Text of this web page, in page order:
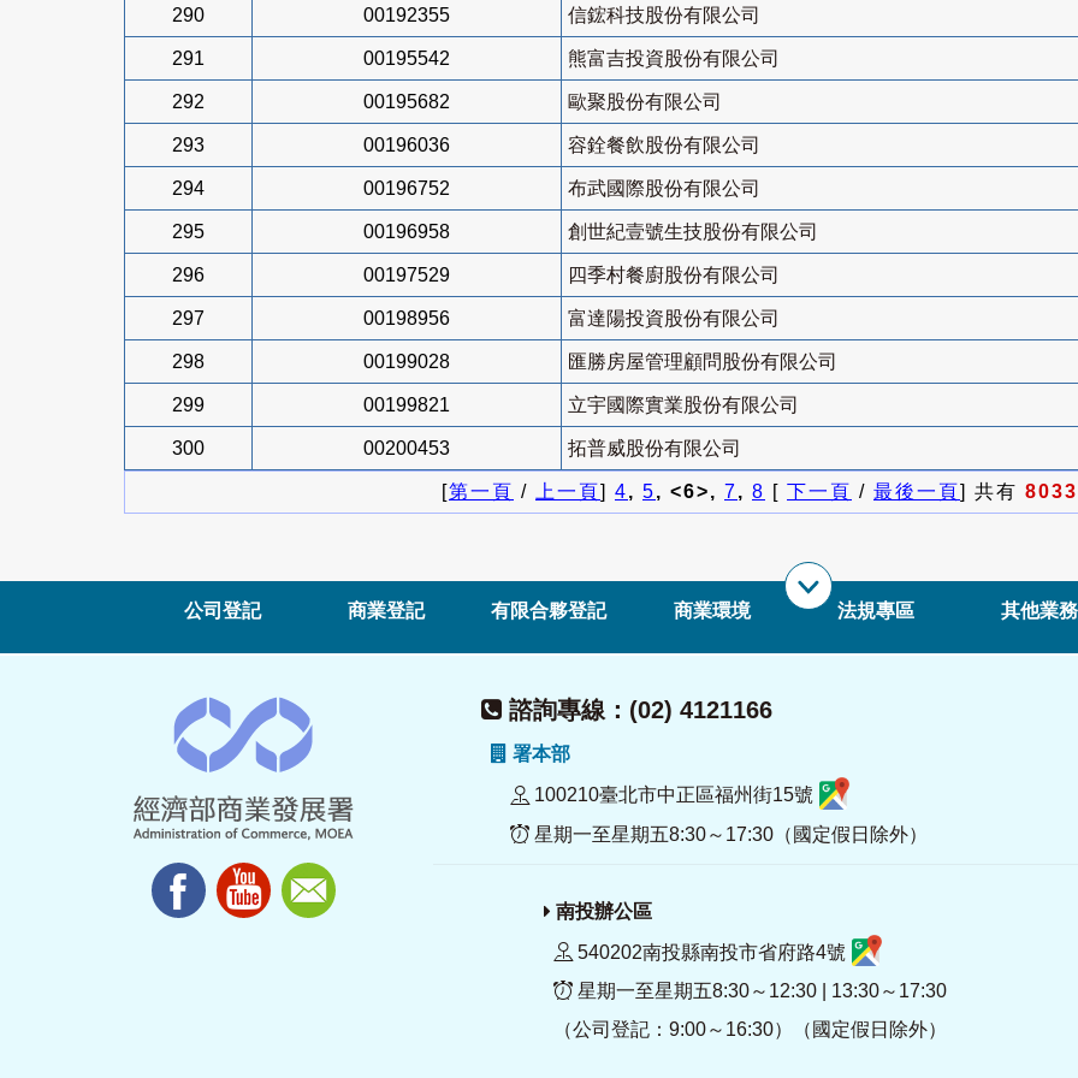
290 00192355 信鋐科技股份有限公司
291 00195542 熊富吉投資股份有限公司
292 00195682 歐聚股份有限公司
293 00196036 容銓餐飲股份有限公司
294 00196752 布武國際股份有限公司
295 00196958 創世紀壹號生技股份有限公司
296 00197529 四季村餐廚股份有限公司
297 00198956 富達陽投資股份有限公司
298 00199028 匯勝房屋管理顧問股份有限公司
299 00199821 立宇國際實業股份有限公司
300 00200453 拓普威股份有限公司
[第一頁 / 上一頁] 4, 5, <6>, 7, 8 [ 下一頁 / 最後一頁] 共有 8033
公司登記 商業登記 有限合夥登記 商業環境 法規專區 其他業務
諮詢專線：(02) 4121166
署本部
100210臺北市中正區福州街15號
星期一至星期五8:30～17:30（國定假日除外）
南投辦公區
540202南投縣南投市省府路4號
星期一至星期五8:30～12:30 | 13:30～17:30
（公司登記：9:00～16:30）（國定假日除外）